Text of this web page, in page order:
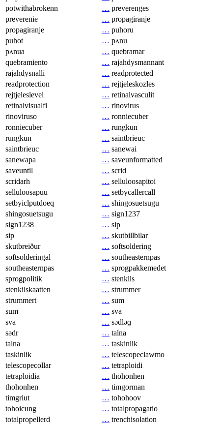
potwithabrokenn
… preverenges
preverenie
… propagiranje
propagiranje
… puhoru
puhot
… pʌnu
pʌnua
… quebramar
quebramiento
… rajahdysmannant
rajahdysnalli
… readprotected
readprotection
… rejtjeleskozles
rejtjeleslevel
… retinalvasculit
retinalvisualfi
… rinovirus
rinoviruso
… ronniecuber
ronniecuber
… rungkun
rungkun
… saintbrieuc
saintbrieuc
… sanewai
sanewapa
… saveunformatted
saveuntil
… scrid
scridarh
… selluloosapitoi
selluloosapuu
… setbycallercall
setbyiclputdoeq
… shingosuetsugu
shingosuetsugu
… sign1237
sign1238
… sip
sip
… skutbillbilar
skutbreiður
… softsoldering
softsolderingal
… southeasternpas
southeasternpas
… sprogpakkemedet
sprogpolitik
… stenkils
stenkilskaatten
… strummer
strummert
… sum
sum
… sva
sva
… sədləɡ
sədr
… talna
talna
… taskinlik
taskinlik
… telescopeclawmo
telescopecollar
… tetraploidi
tetraploidia
… thohonhen
thohonhen
… timgorman
timgriut
… tohohoov
tohoicung
… totalpropagatio
totalpropellerd
… trenchisolation